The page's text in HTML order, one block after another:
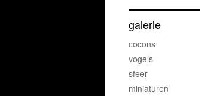
galerie
cocons
vogels
sfeer
miniaturen